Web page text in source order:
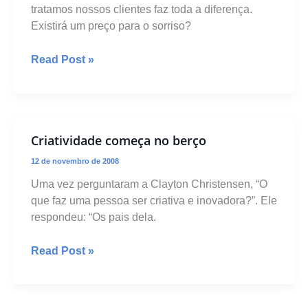
tratamos nossos clientes faz toda a diferença.
Existirá um preço para o sorriso?
O
Read Post »
Criatividade começa no berço
12 de novembro de 2008
Uma vez perguntaram a Clayton Christensen, “O
que faz uma pessoa ser criativa e inovadora?”. Ele
respondeu: “Os pais dela.
Criatividade
Read Post »